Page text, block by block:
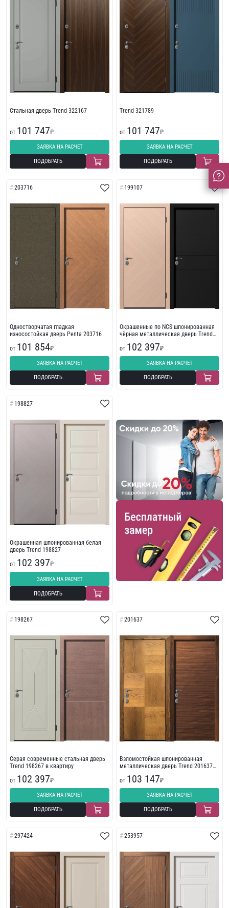
Стальная дверь Trend 322167
от 101 747₽
ЗАЯВКА НА РАСЧЕТ
ПОДОБРАТЬ
Trend 321789
от 101 747₽
ЗАЯВКА НА РАСЧЕТ
ПОДОБРАТЬ
203716
Одностворчатая гладкая
износостойкая дверь Penta 203716
от 101 854₽
ЗАЯВКА НА РАСЧЕТ
ПОДОБРАТЬ
199107
Окрашенные по NCS шпонированная
чёрная металлическая дверь Trend
от 102 397₽
ЗАЯВКА НА РАСЧЕТ
ПОДОБРАТЬ
198827
Окрашенная шпонированная белая
дверь Trend 198827
от 102 397₽
ЗАЯВКА НА РАСЧЕТ
ПОДОБРАТЬ
198267
Серая современные стальная дверь
Trend 198267 в квартиру
от 102 397₽
ЗАЯВКА НА РАСЧЕТ
ПОДОБРАТЬ
201637
Взломостойкая шпонированная
металлическая дверь Trend 201637
от 103 147₽
ЗАЯВКА НА РАСЧЕТ
ПОДОБРАТЬ
297424 253957